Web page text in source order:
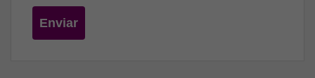
Enviar